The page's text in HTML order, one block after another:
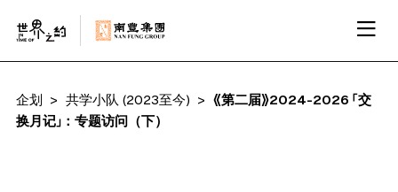
企划 共学小队 (2023至今)
《第二届》2024-2026 「交
换月记」：专题访问（下）